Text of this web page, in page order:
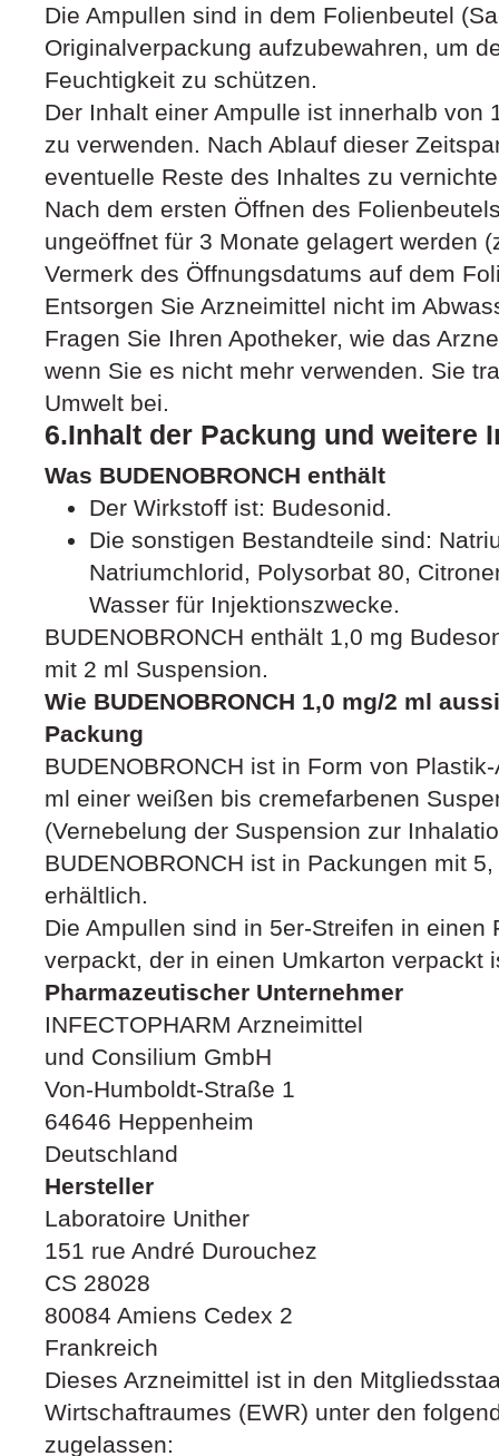
Die Ampullen sind in dem Folienbeutel
Originalverpackung aufzubewahren, um
Feuchtigkeit zu schützen.
Der Inhalt einer Ampulle ist innerhalb von
zu verwenden. Nach Ablauf dieser
eventuelle Reste des Inhaltes zu
Nach dem ersten Öffnen des
ungeöffnet für 3 Monate gelagert werden
Vermerk des Öffnungsdatums auf dem
Entsorgen Sie Arzneimittel nicht im
Fragen Sie Ihren Apotheker, wie das
wenn Sie es nicht mehr verwenden. Sie
Umwelt bei.
6.Inhalt der Packung und weitere
Was BUDENOBRONCH enthält
Der Wirkstoff ist: Budesonid.
Die sonstigen Bestandteile sind:
Natriumchlorid, Polysorbat 80,
Wasser für Injektionszwecke.
BUDENOBRONCH enthält 1,0 mg
mit 2 ml Suspension.
Wie BUDENOBRONCH 1,0 mg/2 ml
Packung
BUDENOBRONCH ist in Form von
ml einer weißen bis cremefarbenen
(Vernebelung der Suspension zur
BUDENOBRONCH ist in Packungen mit
erhältlich.
Die Ampullen sind in 5er-Streifen in einen
verpackt, der in einen Umkarton verpackt
Pharmazeutischer Unternehmer
INFECTOPHARM Arzneimittel
und Consilium GmbH
Von-Humboldt-Straße 1
64646 Heppenheim
Deutschland
Hersteller
Laboratoire Unither
151 rue André Durouchez
CS 28028
80084 Amiens Cedex 2
Frankreich
Dieses Arzneimittel ist in den
Wirtschaftraumes (EWR) unter den
zugelassen: